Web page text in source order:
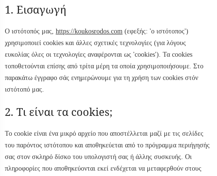
1. Εισαγωγή
Ο ιστότοπός μας, https://koukosrodos.com (εφεξής: 'ο ιστότοπος')
χρησιμοποιεί cookies και άλλες σχετικές τεχνολογίες (για λόγους
ευκολίας όλες οι τεχνολογίες αναφέρονται ως 'cookies'). Τα cookies
τοποθετούνται επίσης από τρίτα μέρη τα οποία χρησιμοποιήσουμε. Στο
παρακάτω έγγραφο σάς ενημερώνουμε για τη χρήση των cookies στόν
ιστότοπό μας.
2. Τι είναι τα cookies;
Το cookie είναι ένα μικρό αρχείο που αποστέλλεται μαζί με τις σελίδες
του παρόντος ιστότοπου και αποθηκεύεται από το πρόγραμμα περιήγησής
σας στον σκληρό δίσκο του υπολογιστή σας ή άλλης συσκευής. Οι
πληροφορίες που αποθηκεύονται εκεί ενδέχεται να μεταφερθούν στους